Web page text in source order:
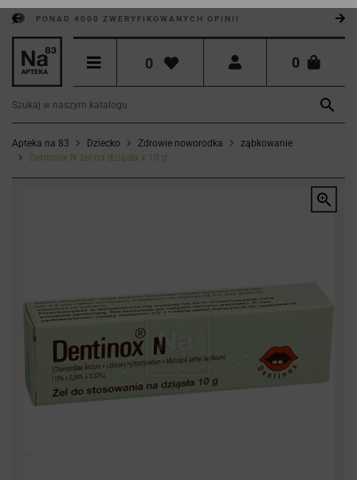
PONAD 4000 ZWERYFIKOWANYCH OPINII
0 0

Apteka na 83 Dziecko Zdrowie noworodka
ząbkowanie
Dentinox N żel na dziąsła x 10 g
